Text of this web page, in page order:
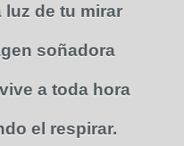
luz de tu mirar
soñadora
a toda hora
el respirar.